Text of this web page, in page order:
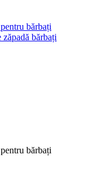
bărbați
bărbați
bărbați